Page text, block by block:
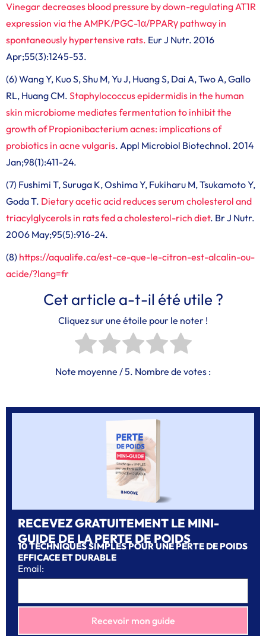
Vinegar decreases blood pressure by down-regulating AT1R
expression via the AMPK/PGC-1α/PPARγ pathway in
spontaneously hypertensive rats. Eur J Nutr. 2016
Apr;55(3):1245-53.
(6) Wang Y, Kuo S, Shu M, Yu J, Huang S, Dai A, Two A, Gallo
RL, Huang CM. Staphylococcus epidermidis in the human
skin microbiome mediates fermentation to inhibit the
growth of Propionibacterium acnes: implications of
probiotics in acne vulgaris. Appl Microbiol Biotechnol. 2014
Jan;98(1):411-24.
(7) Fushimi T, Suruga K, Oshima Y, Fukiharu M, Tsukamoto Y,
Goda T. Dietary acetic acid reduces serum cholesterol and
triacylglycerols in rats fed a cholesterol-rich diet. Br J Nutr.
2006 May;95(5):916-24.
(8) https://aqualife.ca/est-ce-que-le-citron-est-alcalin-ou-
acide/?lang=fr
Cet article a-t-il été utile ?
Cliquez sur une étoile pour le noter !
Note moyenne / 5. Nombre de votes :
RECEVEZ GRATUITEMENT LE MINI-
GUIDE DE LA PERTE DE POIDS
10 TECHNIQUES SIMPLES POUR UNE PERTE DE POIDS
EFFICACE ET DURABLE
Email: